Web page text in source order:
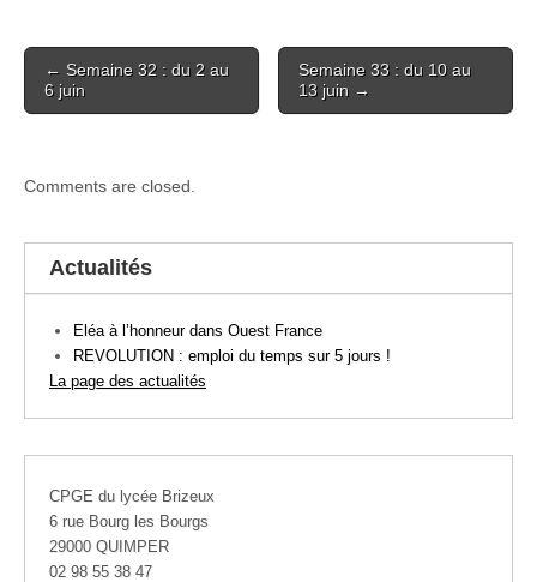
Post
navigation
← Semaine 32 : du 2 au
6 juin
Semaine 33 : du 10 au
13 juin →
Comments are closed.
Actualités
Eléa à l’honneur dans Ouest France
REVOLUTION : emploi du temps sur 5 jours !
La page des actualités
CPGE du lycée Brizeux
6 rue Bourg les Bourgs
29000 QUIMPER
02 98 55 38 47